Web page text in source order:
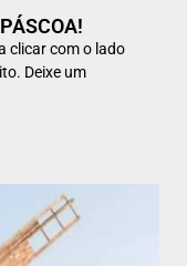
clicar com o lado
Deixe um